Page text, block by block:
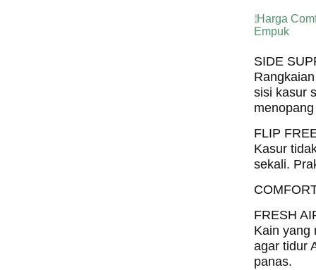
Harga
Empuk
SIDE
sisi kasur
FLIP
Kasur
sekali.
FRESH
Kain yang
agar tidur
panas.